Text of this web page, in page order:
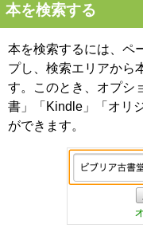
本を検索する
本を検索するには、ペ
プし、検索エリアから
す。このとき、オプシ
書」「Kindle」「オリ
ができます。